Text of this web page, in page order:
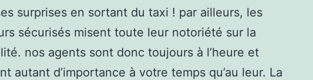
surprises en sortant du taxi ! par ailleurs, les
sécurisés misent toute leur notoriété sur la
nos agents sont donc toujours à l’heure et
autant d’importance à votre temps qu’au leur. La